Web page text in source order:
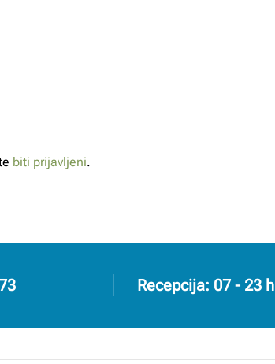
biti prijavljeni.
Recepcija: 07 - 23 h